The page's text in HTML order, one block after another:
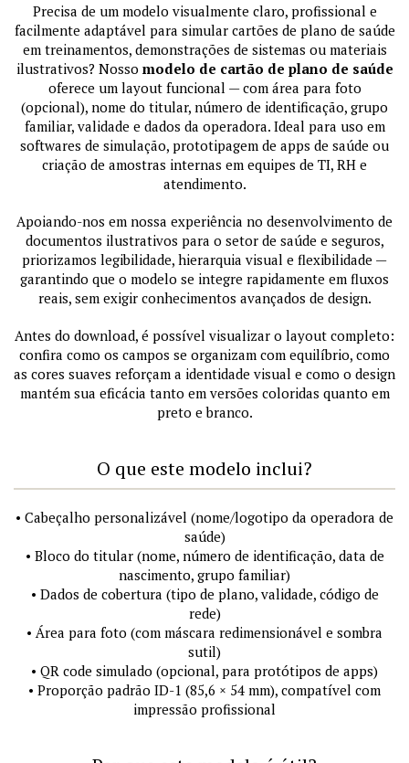
Precisa de um modelo visualmente claro, profissional e
facilmente adaptável para simular cartões de plano de saúde
em treinamentos, demonstrações de sistemas ou materiais
ilustrativos? Nosso modelo de cartão de plano de saúde
oferece um layout funcional — com área para foto
(opcional), nome do titular, número de identificação, grupo
familiar, validade e dados da operadora. Ideal para uso em
softwares de simulação, prototipagem de apps de saúde ou
criação de amostras internas em equipes de TI, RH e
atendimento.
Apoiando-nos em nossa experiência no desenvolvimento de
documentos ilustrativos para o setor de saúde e seguros,
priorizamos legibilidade, hierarquia visual e flexibilidade —
garantindo que o modelo se integre rapidamente em fluxos
reais, sem exigir conhecimentos avançados de design.
Antes do download, é possível visualizar o layout completo:
confira como os campos se organizam com equilíbrio, como
as cores suaves reforçam a identidade visual e como o design
mantém sua eficácia tanto em versões coloridas quanto em
preto e branco.
O que este modelo inclui?
• Cabeçalho personalizável (nome/logotipo da operadora de
saúde)
• Bloco do titular (nome, número de identificação, data de
nascimento, grupo familiar)
• Dados de cobertura (tipo de plano, validade, código de
rede)
• Área para foto (com máscara redimensionável e sombra
sutil)
• QR code simulado (opcional, para protótipos de apps)
• Proporção padrão ID-1 (85,6 × 54 mm), compatível com
impressão profissional